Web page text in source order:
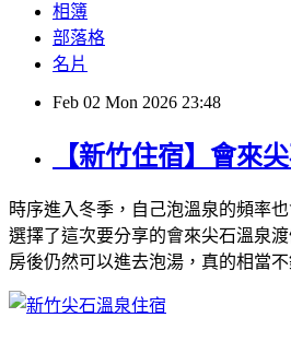
相簿
部落格
名片
Feb 02 Mon 2026 23:48
【新竹住宿】會來
時序進入冬季，自己泡溫泉的頻率
選擇了這次要分享的會來尖石溫泉
房後仍然可以進去泡湯，真的相當不